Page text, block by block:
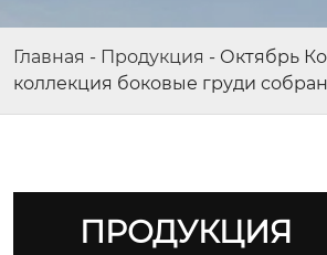
Главная - Продукция - Октябрь
коллекция боковые груди
ПРОДУКЦИЯ